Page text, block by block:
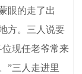
眼的走了出
方。三人说要
现任老爷常来
”三人走进里